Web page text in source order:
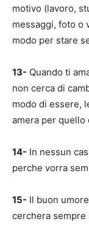
motivo (lavoro,
messaggi, foto o
modo per stare
13- Quando ti
non cerca di
modo di essere,
amera per quello
14- In nessun
perche vorra
15- Il buon
cerchera